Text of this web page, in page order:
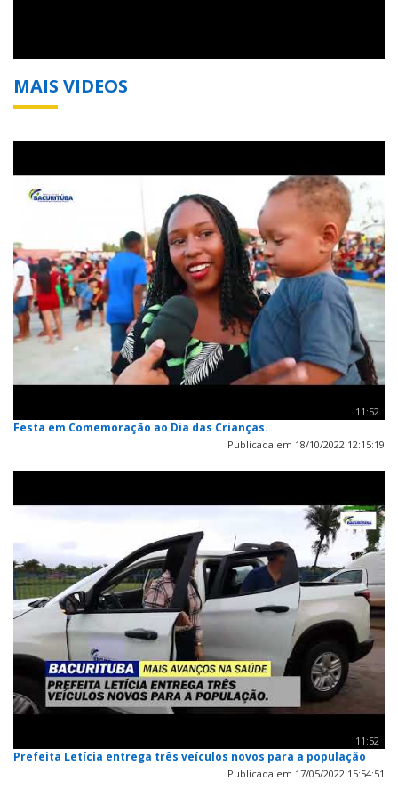
MAIS VIDEOS
11:52
Festa em Comemoração ao Dia das Crianças.
Publicada em 18/10/2022 12:15:19
11:52
Prefeita Letícia entrega três veículos novos para a população
Publicada em 17/05/2022 15:54:51